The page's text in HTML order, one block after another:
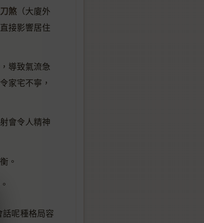
煞（大廈外
接影響居住
導致氣流急
家宅不寧，
會令人精神
。
話呢種格局容